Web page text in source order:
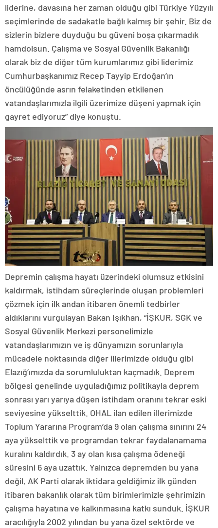
liderine, davasına her zaman olduğu gibi Türkiye Yüzyılı
seçimlerinde de sadakatle bağlı kalmış bir şehir. Biz de
sizlerin bizlere duyduğu bu güveni boşa çıkarmadık
hamdolsun. Çalışma ve Sosyal Güvenlik Bakanlığı
olarak biz de diğer tüm kurumlarımız gibi liderimiz
Cumhurbaşkanımız Recep Tayyip Erdoğan’ın
öncülüğünde asrın felaketinden etkilenen
vatandaşlarımızla ilgili üzerimize düşeni yapmak için
gayret ediyoruz” diye konuştu.
Depremin çalışma hayatı üzerindeki olumsuz etkisini
kaldırmak, istihdam süreçlerinde oluşan problemleri
çözmek için ilk andan itibaren önemli tedbirler
aldıklarını vurgulayan Bakan Işıkhan, “İŞKUR, SGK ve
Sosyal Güvenlik Merkezi personelimizle
vatandaşlarımızın ve iş dünyamızın sorunlarıyla
mücadele noktasında diğer illerimizde olduğu gibi
Elazığ’ımızda da sorumluluktan kaçmadık. Deprem
bölgesi genelinde uyguladığımız politikayla deprem
sonrası yarı yarıya düşen istihdam oranını tekrar eski
seviyesine yükselttik. OHAL ilan edilen illerimizde
Toplum Yararına Program’da 9 olan çalışma sınırını 24
aya yükselttik ve programdan tekrar faydalanamama
kuralını kaldırdık. 3 ay olan kısa çalışma ödeneği
süresini 6 aya uzattık. Yalnızca depremden bu yana
değil, AK Parti olarak iktidara geldiğimiz ilk günden
itibaren bakanlık olarak tüm birimlerimizle şehrimizin
çalışma hayatına ve kalkınmasına katkı sunduk. İŞKUR
aracılığıyla 2002 yılından bu yana özel sektörde ve